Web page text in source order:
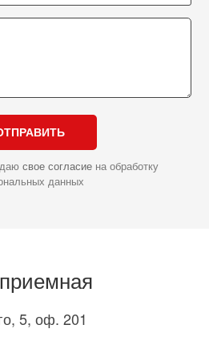
свое согласиена обработку
данных
5, оф. 201